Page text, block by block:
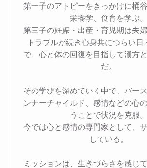
第一子のアトピーをきっかけに桶谷
栄養学、食育を学ぶ。
第三子の妊娠・出産・育児期は夫
トラブルが続き心身共につらい日
で、心と体の回復を目指して漢方
だ。
その学びを深めていく中で、バー
ンナーチャイルド、感情などの心
うことで状況を克服。
今では心と感情の専門家として、
している。
ミッションは、生きづらさを感じ